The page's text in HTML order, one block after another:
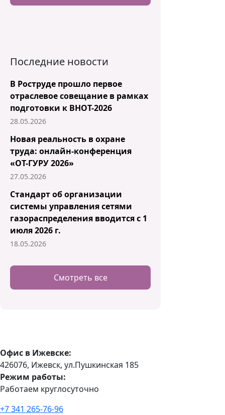
Последние новости
В Роструде прошло первое
отраслевое совещание в рамках
подготовки к ВНОТ-2026
28.05.2026
Новая реальность в охране
труда: онлайн-конференция
«ОТ-ГУРУ 2026»
27.05.2026
Стандарт об организации
системы управления сетями
газораспределения вводится с 1
июля 2026 г.
18.05.2026
Смотреть все
Офис в Ижевске:
426076, Ижевск, ул.Пушкинская 185
Режим работы:
Работаем круглосуточно
+7 341 265-76-96